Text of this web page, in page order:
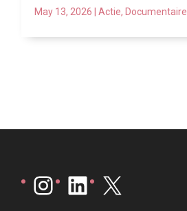
May 13, 2026 Actie, Documentaire
Instagram
LinkedIn
X